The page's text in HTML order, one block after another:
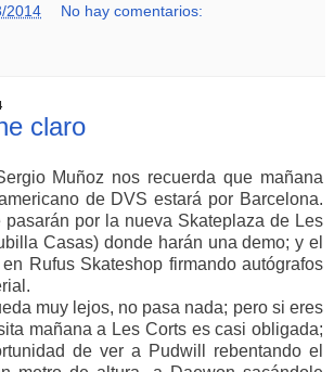
2014 No hay comentarios:
claro
Muñoz nos recuerda que mañana
de DVS estará por Barcelona.
pasarán por la nueva Skateplaza de Les
Casas) donde harán una demo; y el
Rufus Skateshop firmando autógrafos
muy lejos, no pasa nada; pero si eres
mañana a Les Corts es casi obligada;
de ver a Pudwill rebentando el